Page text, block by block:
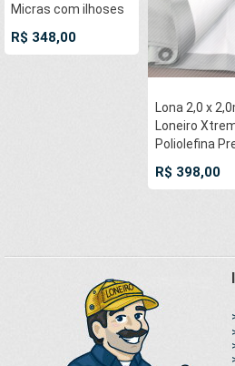
Micras com ilhoses
a cada 50cm para
Telhado Barraca
R$ 348,00
Lona 2,0 x
Loneiro
Poliolefina
Industrial
Prata Anti-
50cm
R$ 398,00